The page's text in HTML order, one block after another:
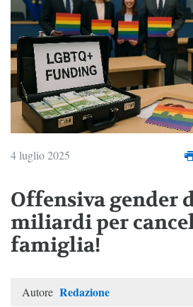
4 luglio 2025
Offensiva gender
miliardi per
famiglia!
Autore Redazione